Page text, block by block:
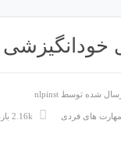
خودانگیزشی
شده توسط nlpinst
مهارت های فردی